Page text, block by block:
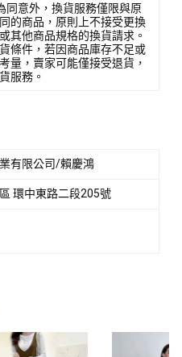
同意外，換貨服務僅限與原
的商品，原則上不接受更換
其他商品規格的換貨請求。
條件，若因商品庫存不足或
量，賣家可能僅接受退貨，
服務。
有限公司/賴慶鴻
環中東路二段205號